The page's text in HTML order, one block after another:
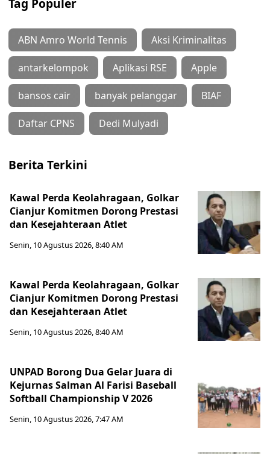
ABN Amro World Tennis Aksi Kriminalitas
antarkelompok Aplikasi RSE Apple
bansos cair banyak pelanggar BIAF
Daftar CPNS Dedi Mulyadi
Berita Terkini
Kawal Perda Keolahragaan, Golkar
Cianjur Komitmen Dorong Prestasi
dan Kesejahteraan Atlet
Senin, 10 Agustus 2026, 8:40 AM
Kawal Perda Keolahragaan, Golkar
Cianjur Komitmen Dorong Prestasi
dan Kesejahteraan Atlet
Senin, 10 Agustus 2026, 8:40 AM
UNPAD Borong Dua Gelar Juara di
Kejurnas Salman Al Farisi Baseball
Softball Championship V 2026
Senin, 10 Agustus 2026, 7:47 AM